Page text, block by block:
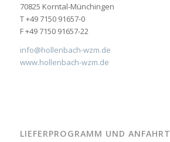
70825 Korntal-Münchingen
T +49 7150 91657-0
F +49 7150 91657-22
info@hollenbach-wzm.de
www.hollenbach-wzm.de
LIEFERPROGRAMM UND ANFAHRT